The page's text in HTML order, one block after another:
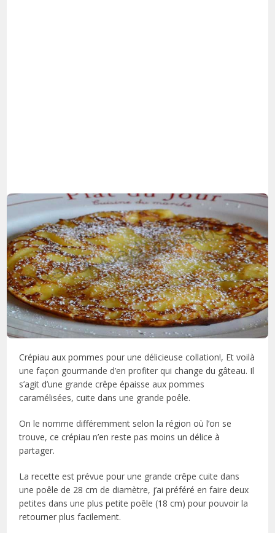
Crépiau aux pommes pour une délicieuse collation!, Et voilà
une façon gourmande d’en profiter qui change du gâteau. Il
s’agit d’une grande crêpe épaisse aux pommes
caramélisées, cuite dans une grande poêle.
On le nomme différemment selon la région où l’on se
trouve, ce crépiau n’en reste pas moins un délice à
partager.
La recette est prévue pour une grande crêpe cuite dans
une poêle de 28 cm de diamètre, j’ai préféré en faire deux
petites dans une plus petite poêle (18 cm) pour pouvoir la
retourner plus facilement.